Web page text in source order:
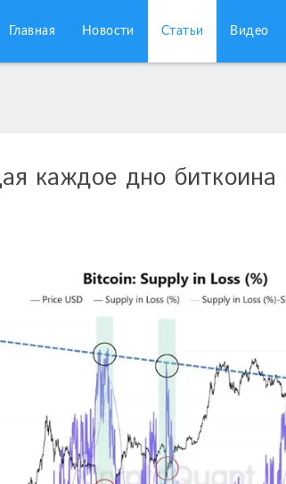
Главная Новости Статьи Видео
каждое дно биткоина